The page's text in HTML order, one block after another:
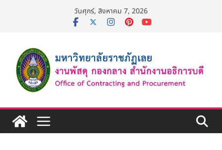
วันศุกร์, สิงหาคม 7, 2026